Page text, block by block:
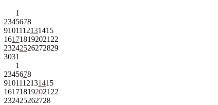
1
2345678
9101112131415
161718192021 22
23242526272829
3031
1
2345678
9101112131415
161718192021 22
232425262728